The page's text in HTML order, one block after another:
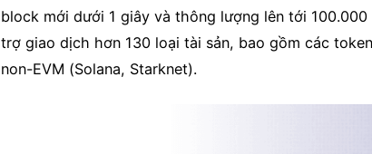
block mới dưới 1 giây và thông lượng lên tới
trợ giao dịch hơn 130 loại tài sản, bao gồm các
non-EVM (Solana, Starknet).